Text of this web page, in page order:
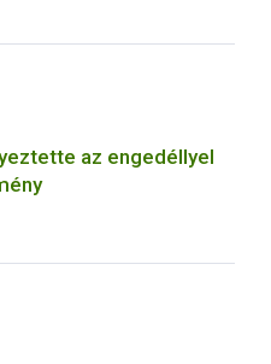
az engedéllyel